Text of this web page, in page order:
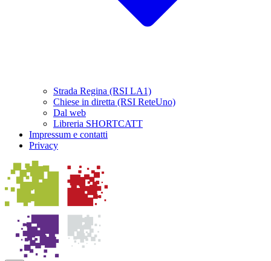
Strada Regina (RSI LA1)
Chiese in diretta (RSI ReteUno)
Dal web
Libreria SHORTCATT
Impressum e contatti
Privacy